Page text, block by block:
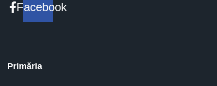
Facebook
Primăria